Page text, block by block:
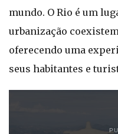
mundo. O Rio é um
urbanização
oferecendo uma
seus habitantes e